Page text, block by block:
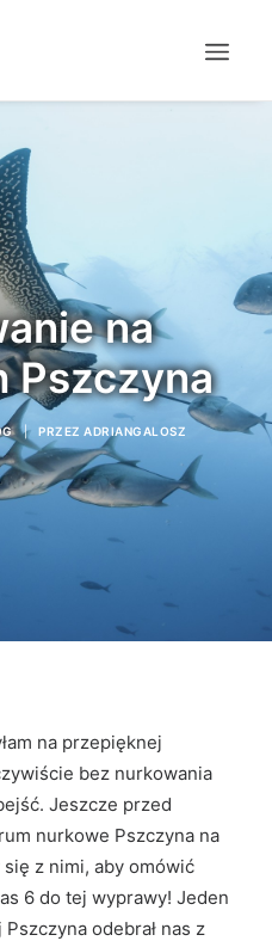
na
Pszczyna
| PRZEZ ADRIANGALOSZ
na przepięknej
bez nurkowania
Jeszcze przed
nurkowe Pszczyna na
z nimi, aby omówić
6 do tej wyprawy! Jeden
odebrał nas z